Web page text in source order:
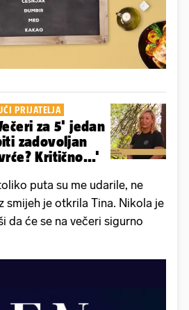
PRIJATELJA
za 5' jedan
zadovoljan
Kritično...'
puta su me udarile, ne
smijeh je otkrila Tina. Nikola je
da će se na večeri sigurno